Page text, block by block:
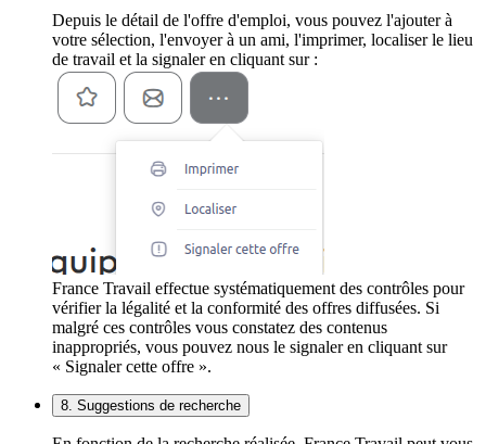
Depuis le détail de l'offre d'emploi, vous pouvez l'ajouter à
votre sélection, l'envoyer à un ami, l'imprimer, localiser le lieu
de travail et la signaler en cliquant sur :
France Travail effectue systématiquement des contrôles pour
vérifier la légalité et la conformité des offres diffusées. Si
malgré ces contrôles vous constatez des contenus
inappropriés, vous pouvez nous le signaler en cliquant sur
« Signaler cette offre ».
8. Suggestions de recherche